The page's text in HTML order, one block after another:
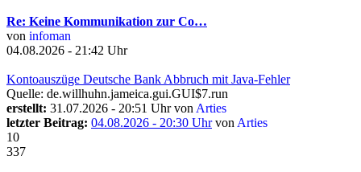
Re: Keine Kommunikation zur Co…
von infoman
04.08.2026 - 21:42 Uhr
Kontoauszüge Deutsche Bank Abbruch mit Java-Fehler
Quelle: de.willhuhn.jameica.gui.GUI$7.run
erstellt: 31.07.2026 - 20:51 Uhr von Arties
letzter Beitrag: 04.08.2026 - 20:30 Uhrvon Arties
10
337